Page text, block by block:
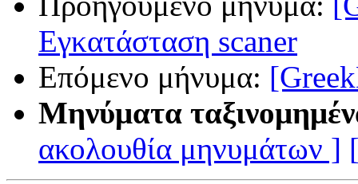
Εγκατάσταση scaner
Επόμενο μήνυμα:
Μηνύματα
ακολουθία μηνυμάτων ]